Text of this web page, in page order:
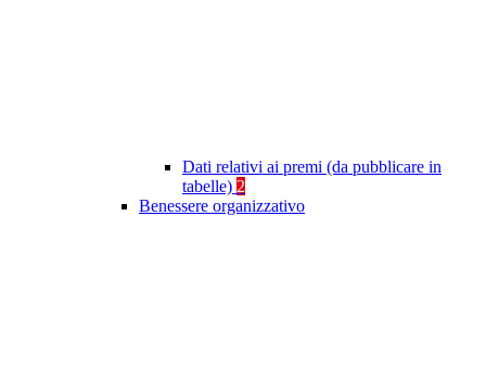
Dati relativi ai premi (da pubblicare in
tabelle) 2
Benessere organizzativo